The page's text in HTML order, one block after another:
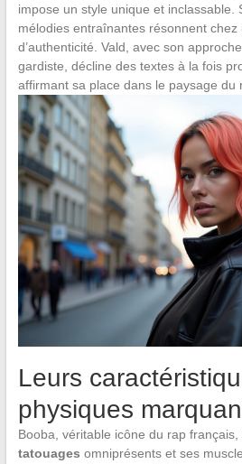
impose un style unique et inclassable.
mélodies entraînantes résonnent
d’authenticité. Vald, avec son
gardiste, décline des textes à la fois
affirmant sa place dans le paysage du
Leurs
physiques
Booba, véritable icône du rap
tatouages omniprésents et ses